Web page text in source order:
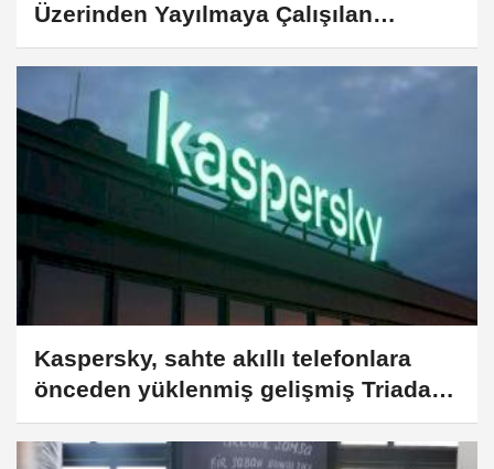
Üzerinden Yayılmaya Çalışılan
TookPS Truva Atını Ortaya Çıkardı
Kaspersky, sahte akıllı telefonlara
önceden yüklenmiş gelişmiş Triada
truva atını ortaya çıkardı